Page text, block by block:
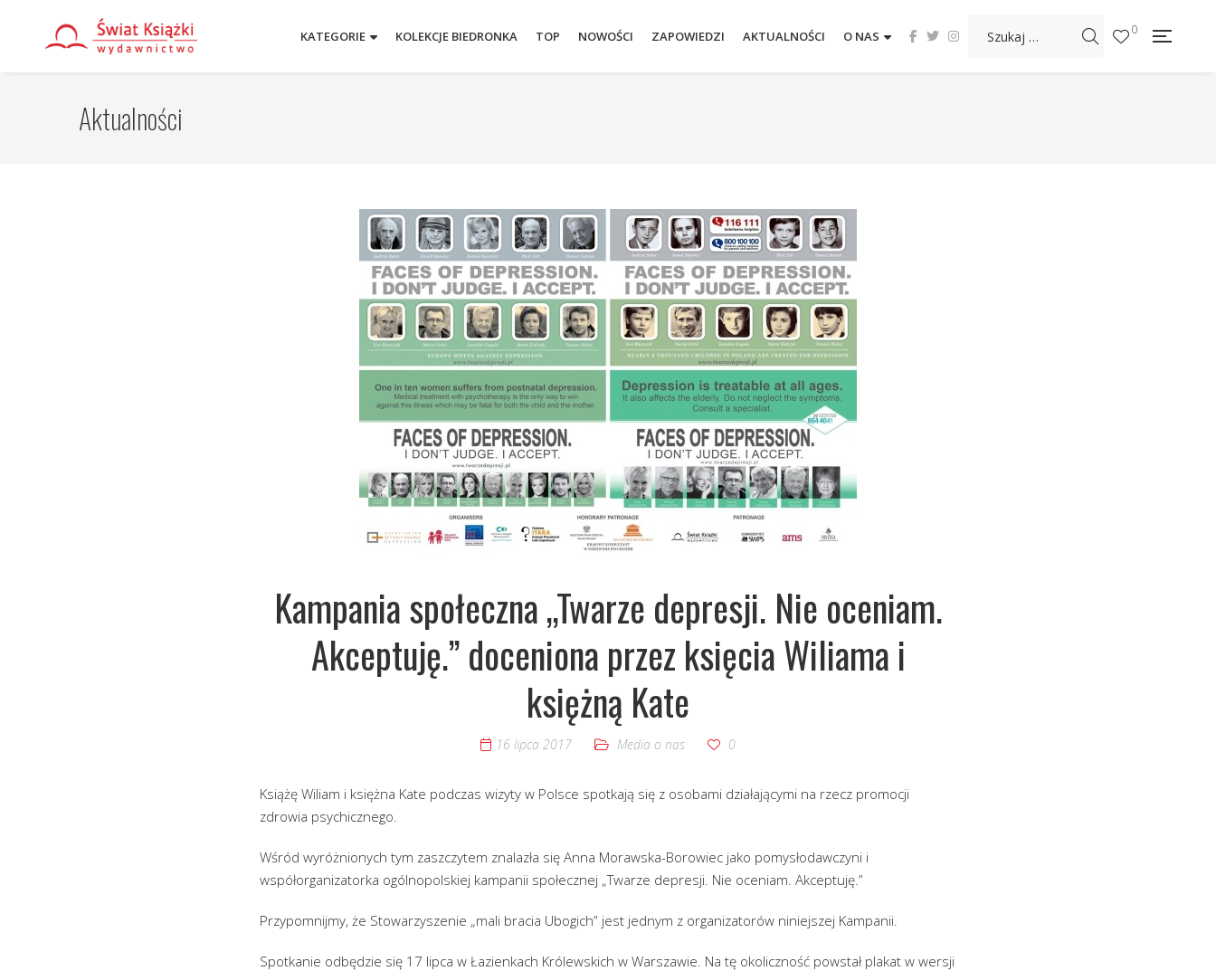
KATEGORIE KOLEKCJE BIEDRONKA TOP NOWOŚCI ZAPOWIEDZI AKTUALNOŚCI O NAS 0
Aktualności
Kampania społeczna „Twarze depresji. Nie oceniam.
Akceptuję.” doceniona przez księcia Wiliama i
księżną Kate
16 lipca 2017 Media o nas 0
Książę Wiliam i księżna Kate podczas wizyty w Polsce spotkają się z osobami działającymi na rzecz promocji
zdrowia psychicznego.
Wśród wyróżnionych tym zaszczytem znalazła się Anna Morawska-Borowiec jako pomysłodawczyni i
współorganizatorka ogólnopolskiej kampanii społecznej „Twarze depresji. Nie oceniam. Akceptuję.”
Przypomnijmy, że Stowarzyszenie „mali bracia Ubogich” jest jednym z organizatorów niniejszej Kampanii.
Spotkanie odbędzie się 17 lipca w Łazienkach Królewskich w Warszawie. Na tę okoliczność powstał plakat w wersji